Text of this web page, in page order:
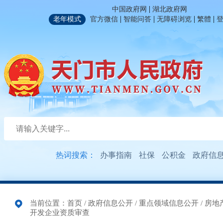
中国政府网 | 湖北政府网
老年模式
官方微信 | 智能问答 | 无障碍浏览 | 繁體 |
热词搜索： 办事指南 社保 公积金 政府信
当前位置： 首页 / 政府信息公开 / 重点领域信息公开 / 房地
开发企业资质审查